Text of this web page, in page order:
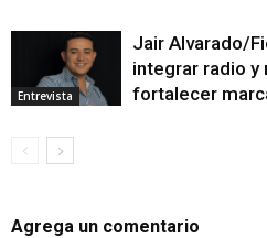
Entrevista
Jair Alvarado/
integrar radio y
fortalecer
Agrega un comentario